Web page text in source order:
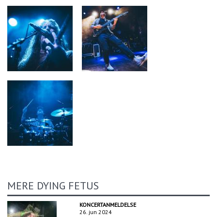
MERE DYING FETUS
KONCERTANMELDELSE
26. jun 2024